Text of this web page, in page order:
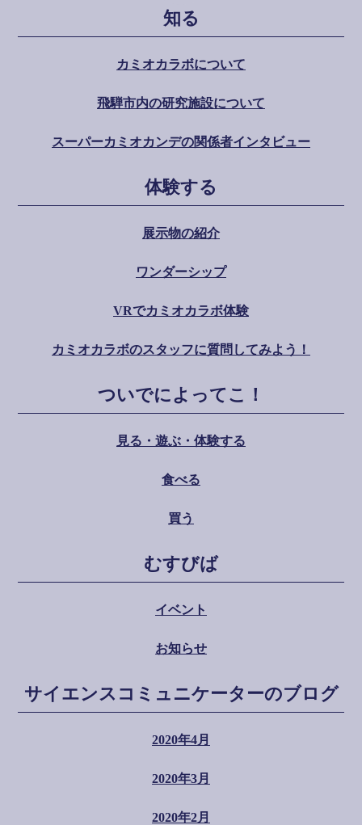
ッ
プ
知る
カミオカラボについて
飛騨市内の研究施設について
スーパーカミオカンデの関係者インタビュー
体験する
展示物の紹介
ワンダーシップ
VRでカミオカラボ体験
カミオカラボのスタッフに質問してみよう！
ついでによってこ！
見る・遊ぶ・体験する
食べる
買う
むすびば
イベント
お知らせ
サイエンスコミュニケーターのブログ
2020年4月
2020年3月
2020年2月